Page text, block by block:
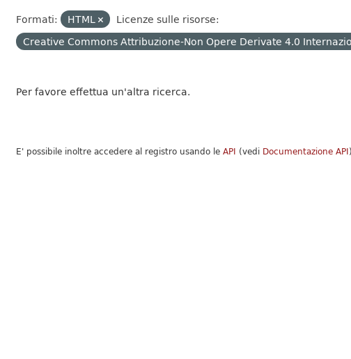
Formati: HTML
Licenze sulle risorse:
Creative Commons Attribuzione-Non Opere Derivate 4.0
Per favore effettua un'altra ricerca.
E' possibile inoltre accedere al registro usando le API (vedi Documentazione API